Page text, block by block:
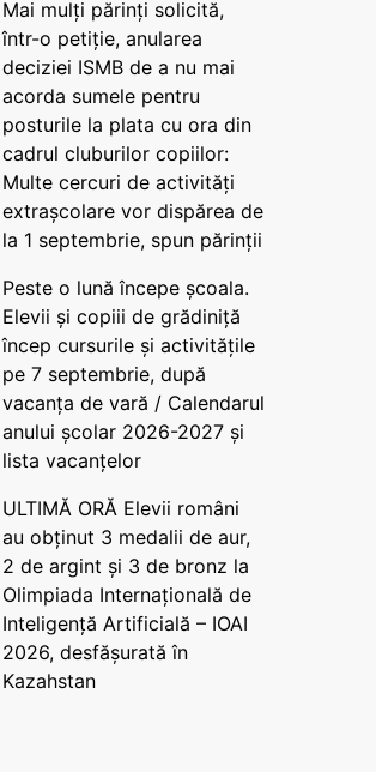
Mai mulți părinți solicită,
într-o petiție, anularea
deciziei ISMB de a nu mai
acorda sumele pentru
posturile la plata cu ora din
cadrul cluburilor copiilor:
Multe cercuri de activități
extrașcolare vor dispărea de
la 1 septembrie, spun părinții
Peste o lună începe școala.
Elevii și copiii de grădiniță
încep cursurile și activitățile
pe 7 septembrie, după
vacanța de vară / Calendarul
anului școlar 2026-2027 și
lista vacanțelor
ULTIMĂ ORĂ Elevii români
au obținut 3 medalii de aur,
2 de argint și 3 de bronz la
Olimpiada Internațională de
Inteligență Artificială – IOAI
2026, desfășurată în
Kazahstan